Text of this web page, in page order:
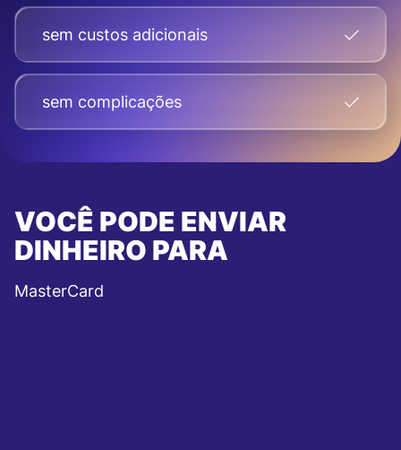
sem custos adicionais
sem complicações
VOCÊ PODE ENVIAR
DINHEIRO PARA
MasterCard